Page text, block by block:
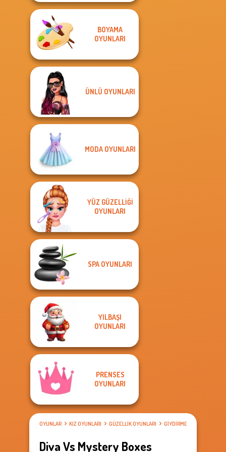
BOYAMA
OYUNLARI
ÜNLÜ OYUNLARI
MODA OYUNLARI
YÜZ GÜZELLIĞI
OYUNLARI
SPA OYUNLARI
YILBAŞI
OYUNLARI
PRENSES
OYUNLARI
OYUNLAR KIZ OYUNLARI GÜZELLIK OYUNLARI GIYDIRME OYUNLARI
Diva Vs Mystery Boxes